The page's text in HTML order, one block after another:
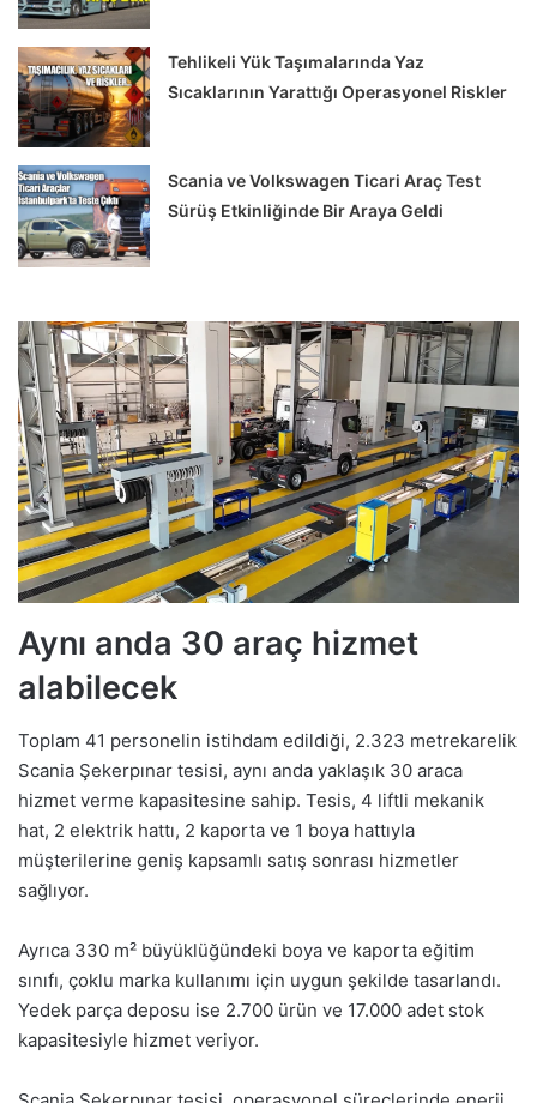
Tehlikeli Yük Taşımalarında Yaz
Sıcaklarının Yarattığı Operasyonel Riskler
Scania ve Volkswagen Ticari Araç Test
Sürüş Etkinliğinde Bir Araya Geldi
Aynı anda 30 araç hizmet
alabilecek
Toplam 41 personelin istihdam edildiği, 2.323 metrekarelik
Scania Şekerpınar tesisi, aynı anda yaklaşık 30 araca
hizmet verme kapasitesine sahip. Tesis, 4 liftli mekanik
hat, 2 elektrik hattı, 2 kaporta ve 1 boya hattıyla
müşterilerine geniş kapsamlı satış sonrası hizmetler
sağlıyor.
Ayrıca 330 m² büyüklüğündeki boya ve kaporta eğitim
sınıfı, çoklu marka kullanımı için uygun şekilde tasarlandı.
Yedek parça deposu ise 2.700 ürün ve 17.000 adet stok
kapasitesiyle hizmet veriyor.